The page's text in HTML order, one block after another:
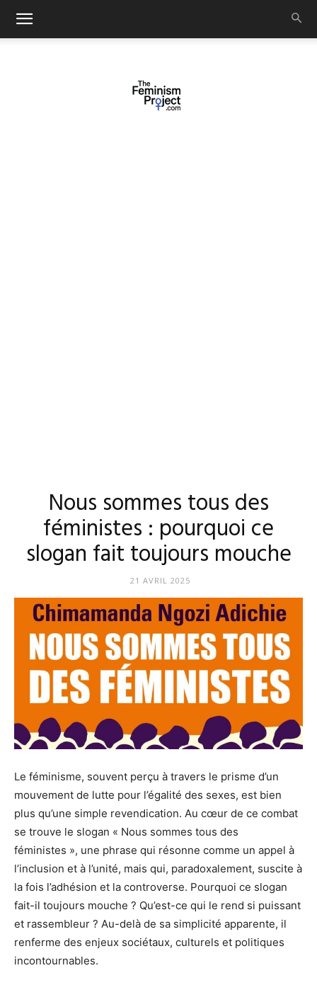
Nous sommes tous des
féministes : pourquoi ce
slogan fait toujours mouche
21 AVRIL 2025
Le féminisme, souvent perçu à travers le prisme d’un
mouvement de lutte pour l’égalité des sexes, est bien
plus qu’une simple revendication. Au cœur de ce combat
se trouve le slogan « Nous sommes tous des
féministes », une phrase qui résonne comme un appel à
l’inclusion et à l’unité, mais qui, paradoxalement, suscite à
la fois l’adhésion et la controverse. Pourquoi ce slogan
fait-il toujours mouche ? Qu’est-ce qui le rend si puissant
et rassembleur ? Au-delà de sa simplicité apparente, il
renferme des enjeux sociétaux, culturels et politiques
incontournables.